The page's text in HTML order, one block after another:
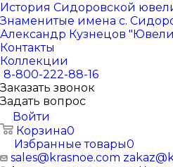
История Сидоровской
Знаменитые имена с.
Александр Кузнецов
Контакты
Коллекции
8-800-222-88-16
Заказать звонок
Задать вопрос
Войти
Корзина0
Избранные товары0
sales@krasnoe.com